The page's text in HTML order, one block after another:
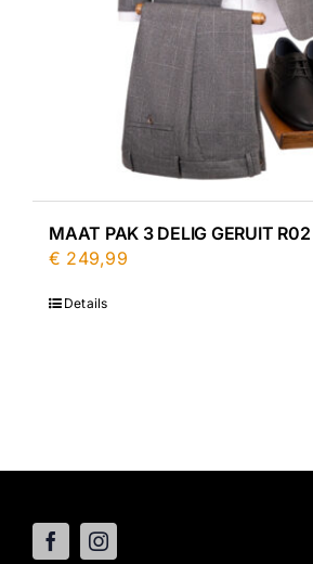
MAAT PAK 3 DELIG GERUIT R02
€ 249,99
Details